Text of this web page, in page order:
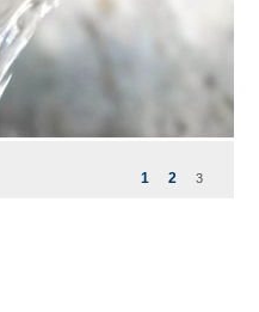
1 2 3